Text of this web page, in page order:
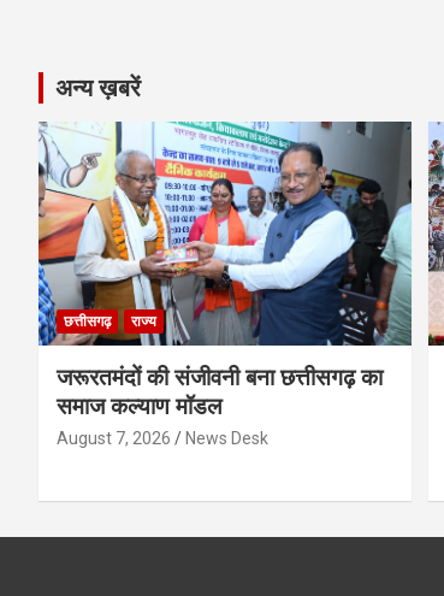
अन्य ख़बरें
छत्तीसगढ़ राज्य
जरूरतमंदों की संजीवनी बना छत्तीसगढ़ का
समाज कल्याण मॉडल
August 7, 2026 News Desk